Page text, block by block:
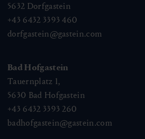
5632 Dorfgastein
+43 6432 3393 460
dorfgastein@gastein.com
Bad Hofgastein
Tauernplatz 1,
5630 Bad Hofgastein
+43 6432 3393 260
badhofgastein@gastein.com